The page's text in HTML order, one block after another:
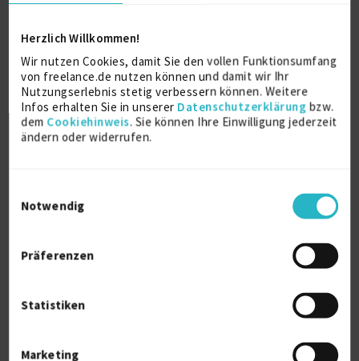
Herzlich Willkommen!
Wir nutzen Cookies, damit Sie den vollen Funktionsumfang
von freelance.de nutzen können und damit wir Ihr
Nutzungserlebnis stetig verbessern können. Weitere
Infos erhalten Sie in unserer Datenschutzerklärung bzw.
dem Cookiehinweis. Sie können Ihre Einwilligung jederzeit
ändern oder widerrufen.
Notwendig
Präferenzen
Statistiken
Marketing
ich vorwiegend festangestellt für eine PR Agentur
gearbeitet, war aber auch in einem Unternehmen im
Bereich Marketing tätig. Seit fünf Jahren bin ich
freiberuflich tätig.
Meine Aufgabenschwerpunkte liegen in der
Kundenberatung, im Projektmanagement und in der
Texterstellung.
Englisch (Gut)